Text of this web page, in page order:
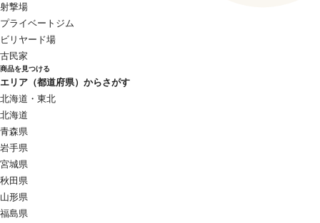
射撃場
プライベートジム
ビリヤード場
古民家
商品を見つける
エリア（都道府県）からさがす
北海道・東北
北海道
青森県
岩手県
宮城県
秋田県
山形県
福島県